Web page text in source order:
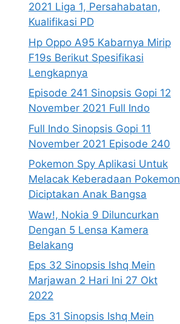
2021 Liga 1, Persahabatan,
Kualifikasi PD
Hp Oppo A95 Kabarnya Mirip
F19s Berikut Spesifikasi
Lengkapnya
Episode 241 Sinopsis Gopi 12
November 2021 Full Indo
Full Indo Sinopsis Gopi 11
November 2021 Episode 240
Pokemon Spy Aplikasi Untuk
Melacak Keberadaan Pokemon
Diciptakan Anak Bangsa
Waw!, Nokia 9 Diluncurkan
Dengan 5 Lensa Kamera
Belakang
Eps 32 Sinopsis Ishq Mein
Marjawan 2 Hari Ini 27 Okt
2022
Eps 31 Sinopsis Ishq Mein